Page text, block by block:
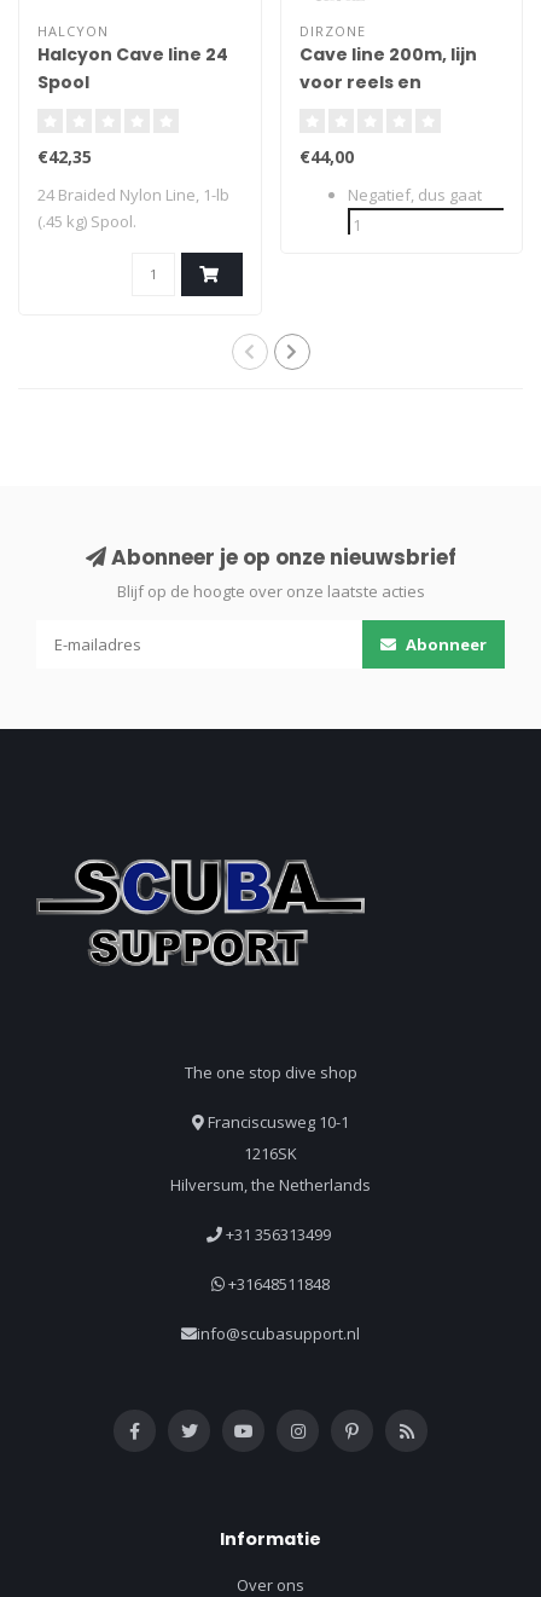
HALCYON
Halcyon Cave line 24
Spool
€42,35
24 Braided Nylon Line, 1-lb
(.45 kg) Spool.
DIRZONE
Cave line 200m, lijn
voor reels en
€44,00
Negatief, dus gaat
Abonneer je op onze nieuwsbrief
Blijf op de hoogte over onze laatste acties
Abonneer
The one stop dive shop
Franciscusweg 10-1
1216SK
Hilversum, the Netherlands
+31 356313499
+31648511848
info@scubasupport.nl
Informatie
Over ons